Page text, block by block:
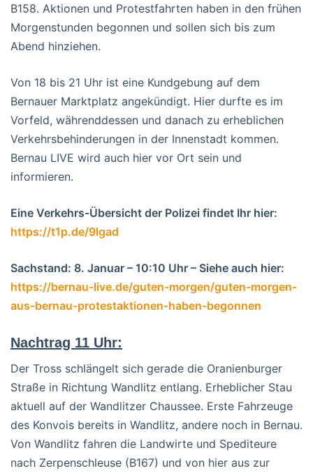
B158. Aktionen und Protestfahrten haben in den frühen
Morgenstunden begonnen und sollen sich bis zum
Abend hinziehen.
Von 18 bis 21 Uhr ist eine Kundgebung auf dem
Bernauer Marktplatz angekündigt. Hier durfte es im
Vorfeld, währenddessen und danach zu erheblichen
Verkehrsbehinderungen in der Innenstadt kommen.
Bernau LIVE wird auch hier vor Ort sein und
informieren.
Eine Verkehrs-Übersicht der Polizei findet Ihr hier:
https://t1p.de/9lgad
Sachstand: 8. Januar – 10:10 Uhr – Siehe auch hier:
https://bernau-live.de/guten-morgen/guten-morgen-
aus-bernau-protestaktionen-haben-begonnen
Nachtrag 11 Uhr:
Der Tross schlängelt sich gerade die Oranienburger
Straße in Richtung Wandlitz entlang. Erheblicher Stau
aktuell auf der Wandlitzer Chaussee. Erste Fahrzeuge
des Konvois bereits in Wandlitz, andere noch in Bernau.
Von Wandlitz fahren die Landwirte und Spediteure
nach Zerpenschleuse (B167) und von hier aus zur